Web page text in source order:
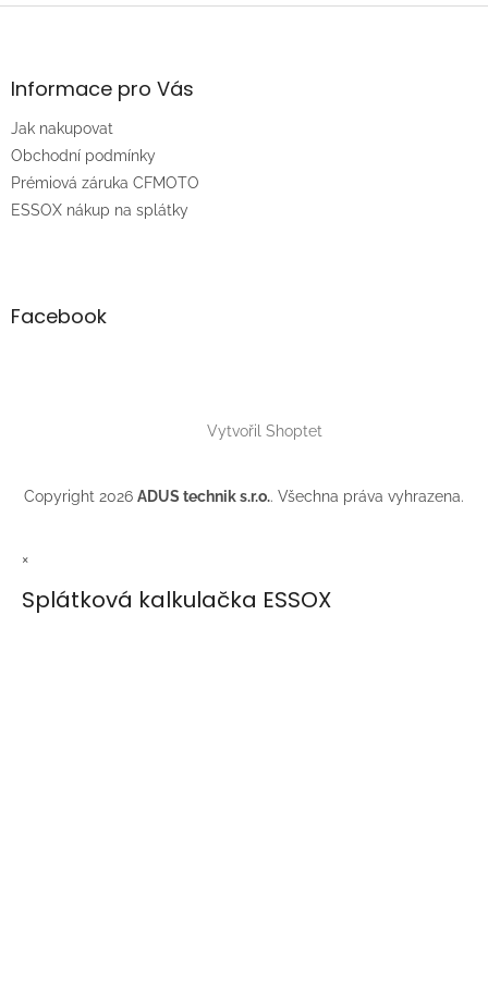
Z
aInformace pro Vás
Jak nakupovat
Obchodní podmínky
Prémiová záruka CFMOTO
ESSOX nákup na splátky
Facebook
Vytvořil Shoptet
Copyright 2026 ADUS technik s.r.o.. Všechna práva vyhrazena.
×
Splátková kalkulačka ESSOX